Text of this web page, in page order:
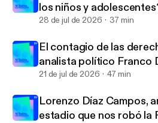
los niños y
habla... con Warkentin’ |
28 de jul de 2026 37 min
El contagio de las
analista político Franco
'Podcast ‘Al habla... con
21 de jul de 2026 47 min
Lorenzo Díaz Campos,
estadio que nos robó la